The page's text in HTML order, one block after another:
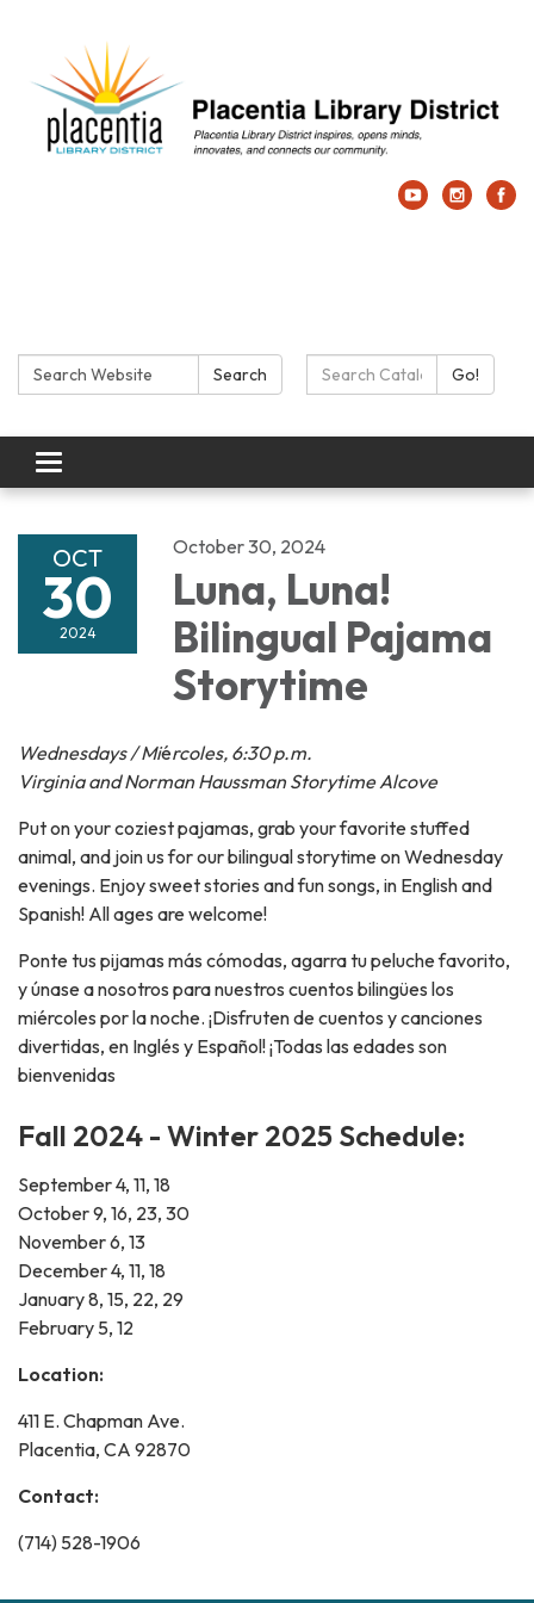
Search: Search Search Catalog:Go!
Toggle navigation
OCT
30
2024
October 30, 2024
Luna, Luna!
Bilingual Pajama
Storytime
Wednesdays / Miércoles, 6:30 p.m.
Virginia and Norman Haussman Storytime Alcove
Put on your coziest pajamas, grab your favorite stuffed
animal, and join us for our bilingual storytime on Wednesday
evenings. Enjoy sweet stories and fun songs, in English and
Spanish! All ages are welcome!
Ponte tus pijamas más cómodas, agarra tu peluche favorito,
y únase a nosotros para nuestros cuentos bilingües los
miércoles por la noche. ¡Disfruten de cuentos y canciones
divertidas, en Inglés y Español! ¡Todas las edades son
bienvenidas
Fall 2024 - Winter 2025 Schedule:
September 4, 11, 18
October 9, 16, 23, 30
November 6, 13
December 4, 11, 18
January 8, 15, 22, 29
February 5, 12
Location:
411 E. Chapman Ave.
Placentia, CA 92870
Contact:
(714) 528-1906